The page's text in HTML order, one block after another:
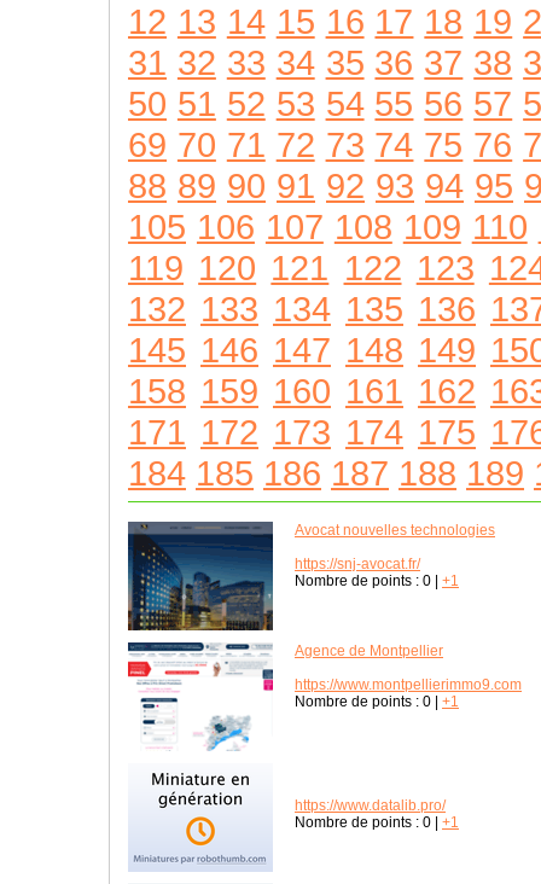
12 13 14 15 16 17 18 19
31 32 33 34 35 36 37 38
50 51 52 53 54 55 56 57
69 70 71 72 73 74 75 76
88 89 90 91 92 93 94 95
105 106 107 108 109 110
119 120 121 122 123
132 133 134 135 136
145 146 147 148 149
158 159 160 161 162
171 172 173 174 175
184 185 186 187 188 189
Avocat nouvelles technologies
https://snj-avocat.fr/
Nombre de points : 0 +1
Agence de Montpellier
https://www.montpellierimmo9.com
Nombre de points : 0 +1
https://www.datalib.pro/
Nombre de points : 0 +1